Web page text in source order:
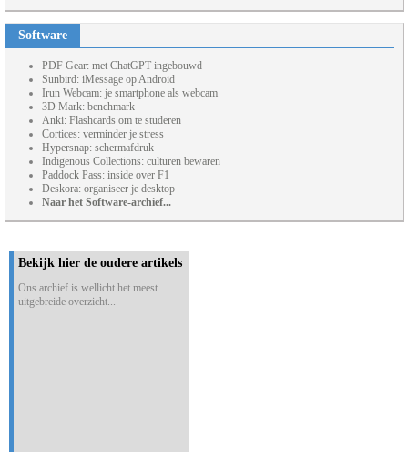
Software
PDF Gear: met ChatGPT ingebouwd
Sunbird: iMessage op Android
Irun Webcam: je smartphone als webcam
3D Mark: benchmark
Anki: Flashcards om te studeren
Cortices: verminder je stress
Hypersnap: schermafdruk
Indigenous Collections: culturen bewaren
Paddock Pass: inside over F1
Deskora: organiseer je desktop
Naar het Software-archief...
Bekijk hier de oudere artikels
Ons archief is wellicht het meest
uitgebreide overzicht...